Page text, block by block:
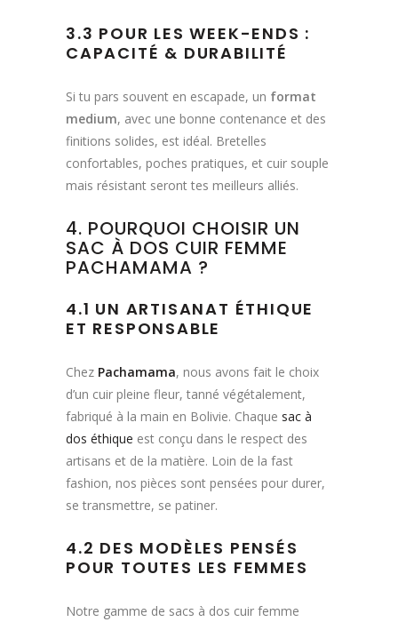
3.3 POUR LES WEEK-ENDS :
CAPACITÉ & DURABILITÉ
Si tu pars souvent en escapade, un format
medium, avec une bonne contenance et des
finitions solides, est idéal. Bretelles
confortables, poches pratiques, et cuir souple
mais résistant seront tes meilleurs alliés.
4. POURQUOI CHOISIR UN
SAC À DOS CUIR FEMME
PACHAMAMA ?
4.1 UN ARTISANAT ÉTHIQUE
ET RESPONSABLE
Chez Pachamama, nous avons fait le choix
d’un cuir pleine fleur, tanné végétalement,
fabriqué à la main en Bolivie. Chaque sac à
dos éthique est conçu dans le respect des
artisans et de la matière. Loin de la fast
fashion, nos pièces sont pensées pour durer,
se transmettre, se patiner.
4.2 DES MODÈLES PENSÉS
POUR TOUTES LES FEMMES
Notre gamme de sacs à dos cuir femme